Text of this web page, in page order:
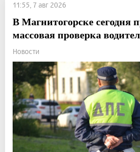
11:55, 7 авг 2026
В Магнитогорске сегодня
массовая проверка
Новости